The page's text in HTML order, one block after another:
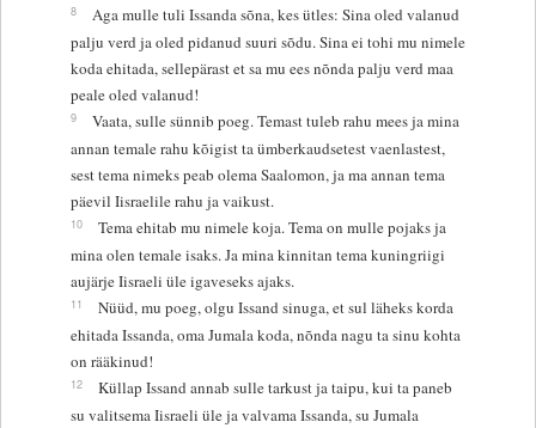
8
Aga mulle tuli Issanda sõna, kes ütles: Sina oled valanud
palju verd ja oled pidanud suuri sõdu. Sina ei tohi mu nimele
koda ehitada, sellepärast et sa mu ees nõnda palju verd maa
peale oled valanud!
9
Vaata, sulle sünnib poeg. Temast tuleb rahu mees ja mina
annan temale rahu kõigist ta ümberkaudsetest vaenlastest,
sest tema nimeks peab olema Saalomon, ja ma annan tema
päevil Iisraelile rahu ja vaikust.
10
Tema ehitab mu nimele koja. Tema on mulle pojaks ja
mina olen temale isaks. Ja mina kinnitan tema kuningriigi
aujärje Iisraeli üle igaveseks ajaks.
11
Nüüd, mu poeg, olgu Issand sinuga, et sul läheks korda
ehitada Issanda, oma Jumala koda, nõnda nagu ta sinu kohta
on rääkinud!
12
Küllap Issand annab sulle tarkust ja taipu, kui ta paneb
su valitsema Iisraeli üle ja valvama Issanda, su Jumala